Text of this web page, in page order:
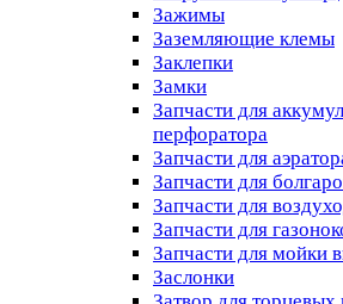
Зажимы
Заземляющие клемы
Заклепки
Замки
Запчасти для
перфоратора
Запчасти для
Запчасти для
Запчасти для
Запчасти для
Запчасти для мойки
Заслонки